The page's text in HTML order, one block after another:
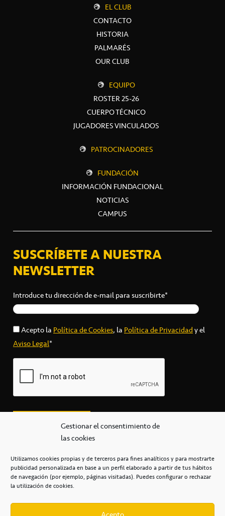
Gestionar el consentimiento de
las cookies
Utilizamos cookies propias y de terceros para fines analíticos y para mostrarte
publicidad personalizada en base a un perfil elaborado a partir de tus hábitos
de navegación (por ejemplo, páginas visitadas). Puedes configurar o rechazar
la utilización de cookies.
EL CLUB
CONTACTO
HISTORIA
PALMARÉS
OUR CLUB
EQUIPO
ROSTER 25-26
CUERPO TÉCNICO
JUGADORES VINCULADOS
PATROCINADORES
FUNDACIÓN
INFORMACIÓN FUNDACIONAL
NOTICIAS
CAMPUS
SUSCRÍBETE A NUESTRA
NEWSLETTER
Introduce tu dirección de e-mail para suscribirte*
Acepto laPolítica de Cookies, laPolítica de Privacidady el
Aviso Legal*
secretaria@cbcanarias.es
+34 922 253 684
Casa del Deporte / 38108 – La Laguna